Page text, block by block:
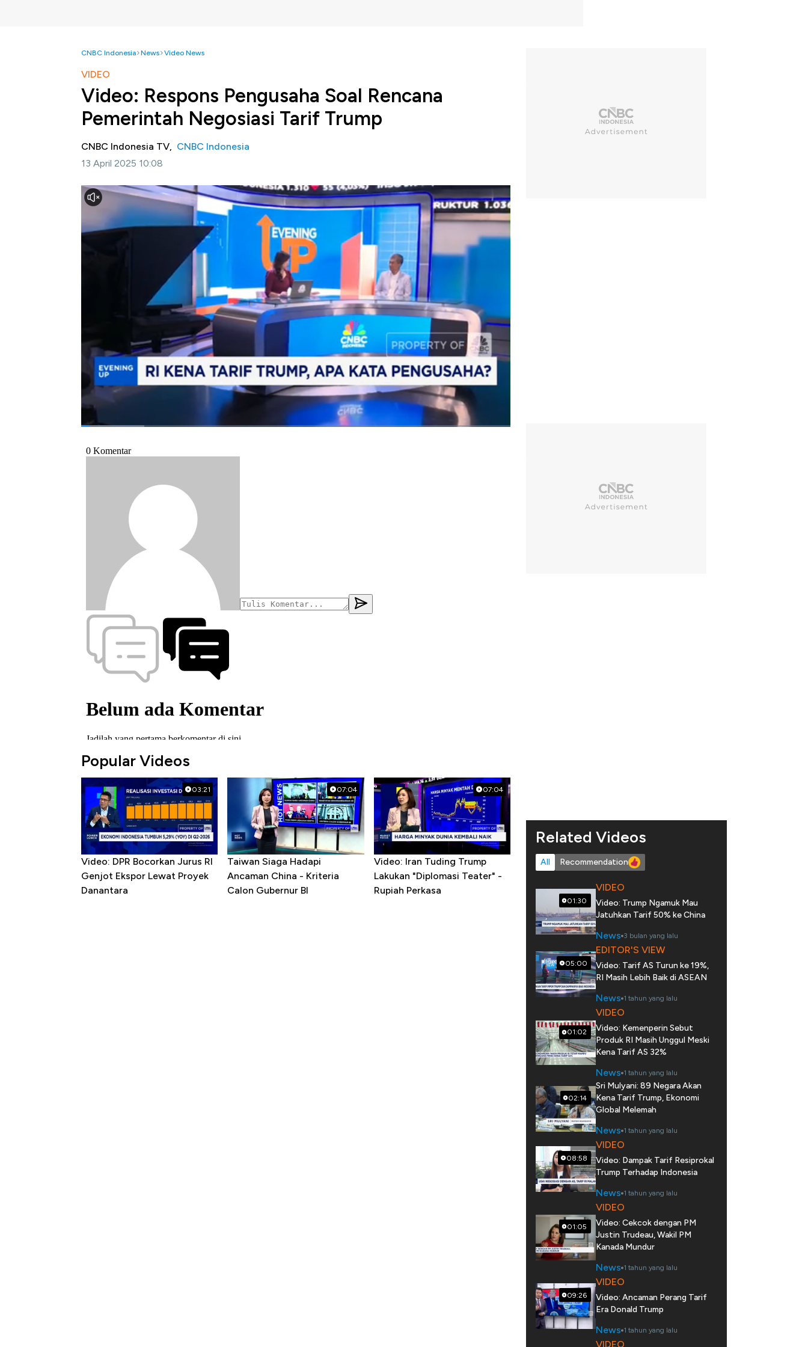
CNBC Indonesia News Video News
VIDEO
Video: Respons Pengusaha Soal Rencana
Pemerintah Negosiasi Tarif Trump
CNBC Indonesia TV, CNBC Indonesia
13 April 2025 10:08
Jakarta, CNBC Indonesia- Presiden Amerika Serikat (AS) Donald Trump telah menetapkan tarif
impor dan bea masuk sebesar 32% ke Indonesia. Pemerintahan Prabowo pun memilih untuk
bernegosiasi dibanding membalas tarif yang diterapkan.
Dewan Pakar APINDO Wijayato Samirin menyambut baik langkah pemerintah untuk berdiskusi
dengan Amerika Serikat soal kebijakan tarif. Pengusaha berharap tarif bisa ditekan.
Selengkapnya saksikan dialog Dina Gurning bersama Dewan Pakar APINDO Wijayato Samirin di
Program Property Point CNBC Indonesia, Rabu (09/04/2025).
Bagikan:
#tarif trump
Popular Videos
03:21
Video: DPR Bocorkan Jurus RI
Genjot Ekspor Lewat Proyek
Danantara
07:04
Taiwan Siaga Hadapi
Ancaman China - Kriteria
Calon Gubernur BI
07:04
Video: Iran Tuding Trump
Lakukan "Diplomasi Teater" -
Rupiah Perkasa
Related Videos
All Recommendation
01:30
VIDEO
Video: Trump Ngamuk Mau
Jatuhkan Tarif 50% ke China
News 3 bulan yang lalu
05:00
EDITOR'S VIEW
Video: Tarif AS Turun ke 19%,
RI Masih Lebih Baik di ASEAN
News 1 tahun yang lalu
01:02
VIDEO
Video: Kemenperin Sebut
Produk RI Masih Unggul Meski
Kena Tarif AS 32%
News 1 tahun yang lalu
02:14
Sri Mulyani: 89 Negara Akan
Kena Tarif Trump, Ekonomi
Global Melemah
News 1 tahun yang lalu
08:58
VIDEO
Video: Dampak Tarif Resiprokal
Trump Terhadap Indonesia
News 1 tahun yang lalu
01:05
VIDEO
Video: Cekcok dengan PM
Justin Trudeau, Wakil PM
Kanada Mundur
News 1 tahun yang lalu
09:26
VIDEO
Video: Ancaman Perang Tarif
Era Donald Trump
News 1 tahun yang lalu
VIDEO